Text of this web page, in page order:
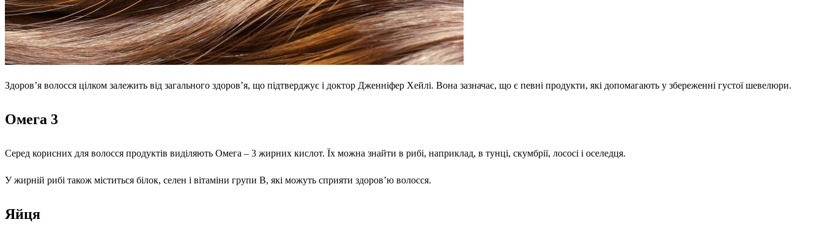
Здоров’я волосся цілком залежить від загального здоров’я, що підтверджує і доктор Дженніфер Хейлі. Вона зазначає, що є певні продукти, які допомагають у збереженні густої шевелюри.
Омега 3
Серед корисних для волосся продуктів виділяють Омега – 3 жирних кислот. Їх можна знайти в рибі, наприклад, в тунці, скумбрії, лососі і оселедця.
У жирній рибі також міститься білок, селен і вітаміни групи B, які можуть сприяти здоров’ю волосся.
Яйця